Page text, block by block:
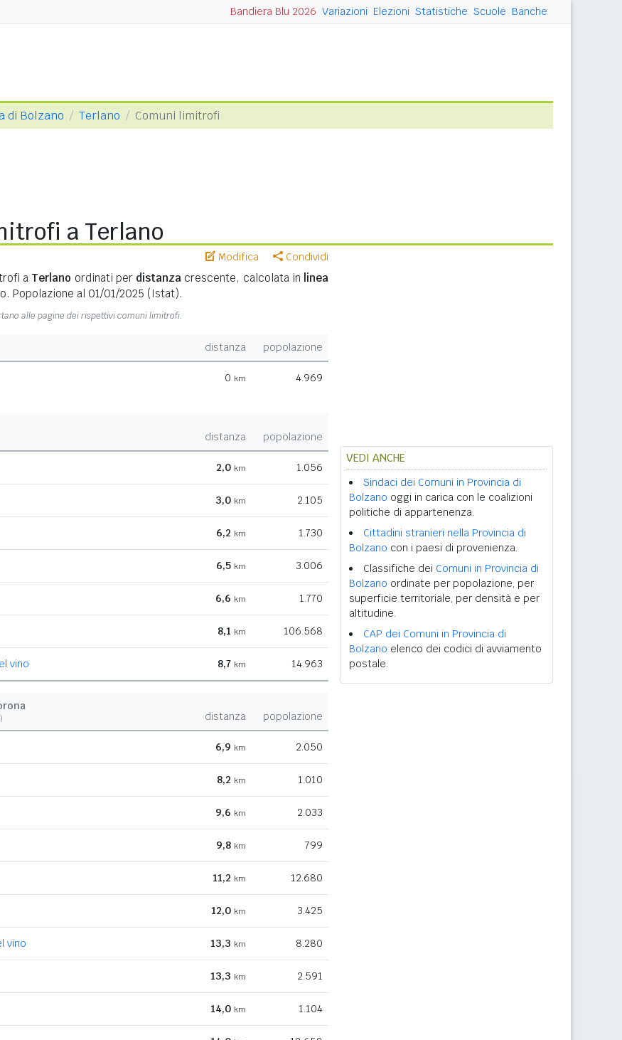
Bandiera Blu 2026 Variazioni Elezioni Statistiche Scuole Banche
di Bolzano Terlano Comuni limitrofi
a Terlano
Modifica Condividi
a Terlano ordinati per distanza crescente, calcolata in linea
Popolazione al 01/01/2025 (Istat).
alle pagine dei rispettivi comuni limitrofi.
distanza popolazione
0 km 4.969
distanza popolazione
2,0 km 1.056
3,0 km 2.105
6,2 km 1.730
6,5 km 3.006
6,6 km 1.770
8,1 km 106.568
vino 8,7 km 14.963
distanza popolazione
6,9 km 2.050
8,2 km 1.010
9,6 km 2.033
9,8 km 799
11,2 km 12.680
12,0 km 3.425
vino 13,3 km 8.280
13,3 km 2.591
14,0 km 1.104
VEDI ANCHE
Sindaci dei Comuni in Provincia di
Bolzano oggi in carica con le coalizioni
politiche di appartenenza.
Cittadini stranieri nella Provincia di
Bolzano con i paesi di provenienza.
Classifiche dei Comuni in Provincia di
Bolzano ordinate per popolazione, per
superficie territoriale, per densità e per
altitudine.
CAP dei Comuni in Provincia di
Bolzano elenco dei codici di avviamento
postale.